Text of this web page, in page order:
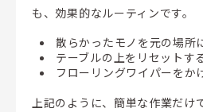
も、効果的なルーティンです。
散らかったモノを元の場所
テーブルの上をリセットす
フローリングワイパーをか
上記のように、簡単な作業だけ